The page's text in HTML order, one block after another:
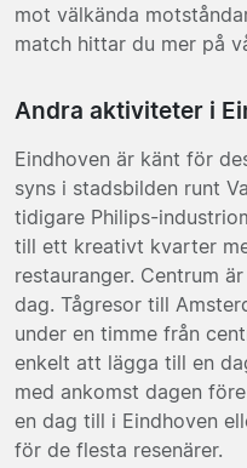
mot välkända
match hittar du mer på
Andra aktiviteter i
Eindhoven är känt för
syns i stadsbilden runt
tidigare Philips-
till ett kreativt kvarter
restauranger. Centrum
dag. Tågresor till
under en timme från
enkelt att lägga till en
med ankomst dagen
en dag till i Eindhoven
för de flesta resenärer.